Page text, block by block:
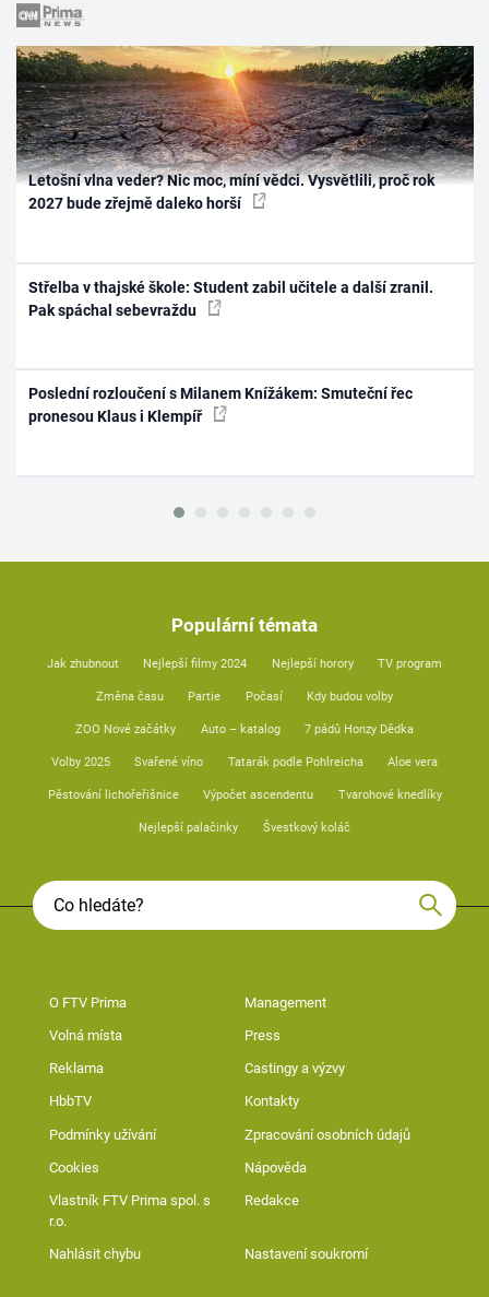
Letošní vlna veder? Nic moc, míní vědci. Vysvětlili, proč rok
2027 bude zřejmě daleko horší
Střelba v thajské škole: Student zabil učitele a další zranil.
Pak spáchal sebevraždu
Poslední rozloučení s Milanem Knížákem: Smuteční řec
pronesou Klaus i Klempíř
Populární témata
Jak zhubnout Nejlepší filmy 2024 Nejlepší horory TV program
Změna času Partie Počasí Kdy budou volby
ZOO Nové začátky Auto – katalog 7 pádů Honzy Dědka
Volby 2025 Svařené víno Tatarák podle Pohlreicha Aloe vera
Pěstování lichořeřišnice Výpočet ascendentu Tvarohové knedlíky
Nejlepší palačinky Švestkový koláč
O FTV Prima Management
Volná místa Press
Reklama Castingy a výzvy
HbbTV Kontakty
Podmínky užívání Zpracování osobních údajů
Cookies Nápověda
Vlastník FTV Prima spol. s
r.o.
Redakce
Nahlásit chybu Nastavení soukromí